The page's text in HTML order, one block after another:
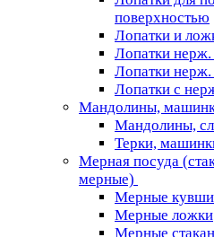
поверхностью
Лопатки и
Лопатки нерж.
Лопатки нерж.
Лопатки с
Мандолины,
Мандолины,
Терки,
Мерная посуда
мерные)
Мерные
Мерные ложки
Мерные